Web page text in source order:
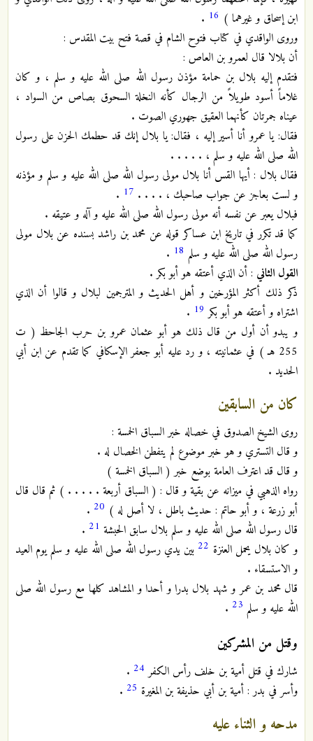
ابن إسحاق و غيرهما ) 16
.
وروى الواقدي في كتاب فتوح الشام في قصة فتح بيت المقدس :
أن بلالا قال لعمرو بن العاص :
فتقدم إليه بلال بن حمامة مؤذن رسول الله صلى الله عليه و سلم ، و كان
غلاماً أسود طويلاً من الرجال كأنه النخلة السحوق بصاص من السواد ،
عيناه جمرتان كأنهما العقيق جهوري الصوت .
فقال: يا عمرو أنا أسير إليه ، فقال: يا بلال إنك قد حطمك الحزن على رسول
الله صلى الله عليه و سلم ، . . . . .
فقال بلال : أيها القس أنا بلال مولى رسول الله صلى الله عليه و سلم و مؤذنه
و لست بعاجز عن جواب صاحبك ، . . . . 17
.
فبلال يعبر عن نفسه أنه مولى رسول الله صلى الله عليه و آله و عتيقه .
كما قد تكرر في تاريخ ابن عساكر قوله عن محمد بن راشد بسنده عن بلال مولى
رسول الله صلى الله عليه و سلم 18
.
القول الثاني : أن الذي أعتقه هو أبو بكر .
ذكر ذلك أكثر المؤرخين و أهل الحديث و المترجمين لبلال و قالوا أن الذي
اشتراه و أعتقه هو أبو بكر 19
.
و يبدو أن أول من قال ذلك هو أبو عثمان عمرو بن حرب الجاحظ ( ت
255 هـ ) في عثمانيته ، و رد عليه أبو جعفر الإسكافي كما تقدم عن ابن أبي
الحديد .
كان من السابقين
روى الشيخ الصدوق في خصاله خبر السباق الخمسة :
و قال التستري و هو خبر موضوع لم يتفطن الخصال له .
و قال قد اعترف العامة بوضع خبر ( السباق الخمسة )
رواه الذهبي في ميزانه عن بقية و قال : ( السباق أربعة . . . . . ) ثم قال قال
أبو زرعة ، و أبو حاتم : حديث باطل ، لا أصل له ) 20
.
قال رسول الله صلى الله عليه و سلم بلال سابق الحبشة 21
.
و كان بلال يحمل العنزة 22 بين يدي رسول الله صلى الله عليه و سلم يوم العيد
و الاستسقاء .
قال محمد بن عمر و شهد بلال بدرا و أحدا و المشاهد كلها مع رسول الله صلى
الله عليه و سلم 23
.
وقتل من المشركين
شارك في قتل أمية بن خلف رأس الكفر 24
.
وأسر في بدر : أمية بن أبي حذيفة بن المغيرة 25
.
مدحه و الثناء عليه